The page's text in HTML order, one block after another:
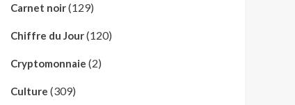
Carnet noir(129)
Chiffre du Jour(120)
Cryptomonnaie (2)
Culture (309)